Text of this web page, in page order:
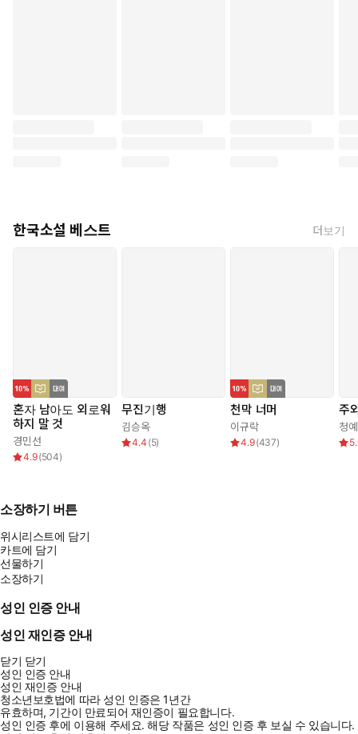
한국소설 베스트 더보기
혼자 남아도 외로워
하지 말 것
경민선
4.9(504)
무진기행
김승옥
4.4 (5)
천막 너머
이규락
4.9(437)
주
청예
소장하기 버튼
위시리스트에 담기
카트에 담기
선물하기
소장하기
성인 인증 안내
성인 재인증 안내
닫기 닫기
성인 인증 안내
성인 재인증 안내
청소년보호법에 따라 성인 인증은 1년간
유효하며, 기간이 만료되어 재인증이 필요합니다.
성인 인증 후에 이용해 주세요.해당 작품은 성인 인증 후 보실 수 있습니다.